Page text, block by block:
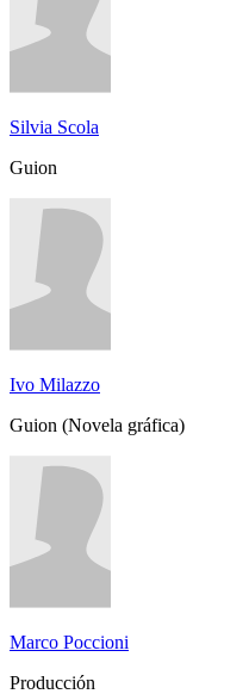
Silvia Scola
Guion
Ivo Milazzo
Guion (Novela gráfica)
Marco Poccioni
Producción